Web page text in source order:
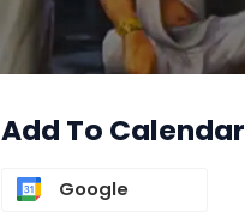
Add To Calendar
Google